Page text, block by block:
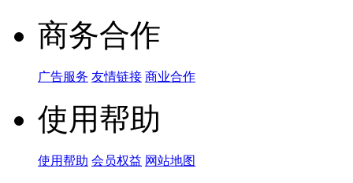
商务合作
广告服务 友情链接 商业合作
使用帮助
使用帮助 会员权益 网站地图